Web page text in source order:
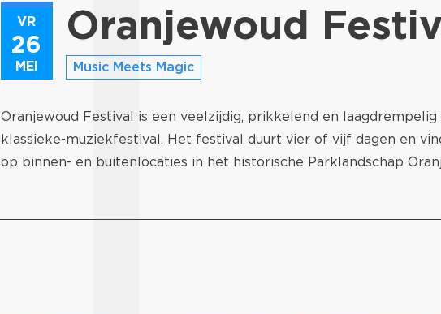
VR
26
MEI
Oranjewoud
Music Meets Magic
Oranjewoud Festival is een veelzijdig, prikkelend en
klassieke-muziekfestival. Het festival duurt vier of vijf dagen en
op binnen- en buitenlocaties in het historische Parklandschap